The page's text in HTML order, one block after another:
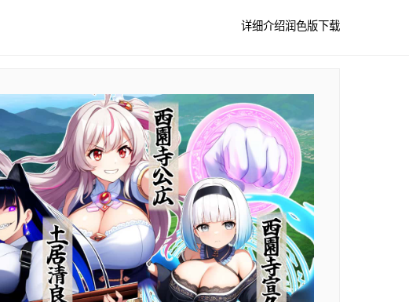
详细介绍润色版下载